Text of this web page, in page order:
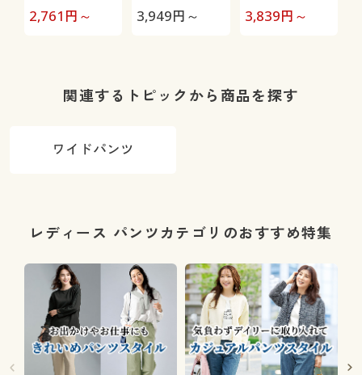
ニット
2,761 円～
パンツ(ストレ
カット・静電
3,949円～
心地カーブデ
日本製・洗濯
3,839円～
関連するトピックから商品を探す
ワイドパンツ
レディース パンツカテゴリのおすすめ特集